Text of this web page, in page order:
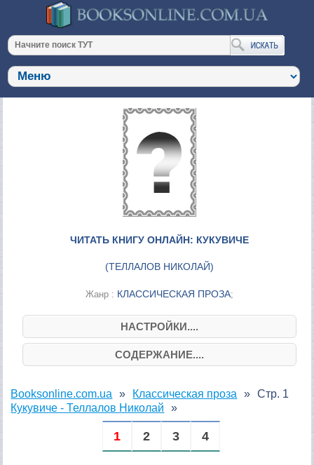
ЧИТАТЬ КНИГУ ОНЛАЙН: КУКУВИЧЕ
(ТЕЛЛАЛОВ НИКОЛАЙ)
Жанр : КЛАССИЧЕСКАЯ ПРОЗА;
НАСТРОЙКИ....
СОДЕРЖАНИЕ....
Booksonline.com.ua
Классическая проза
Кукувиче - Теллалов Николай
Стр. 1
1 2 3 4